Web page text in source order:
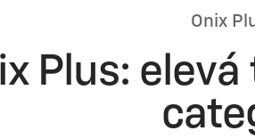
Onix
Plus: